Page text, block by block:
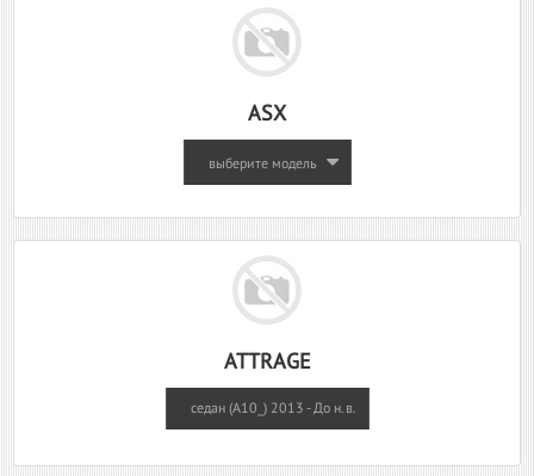
ASX
выберите модель
ATTRAGE
седан (A10_) 2013 - До н.в.